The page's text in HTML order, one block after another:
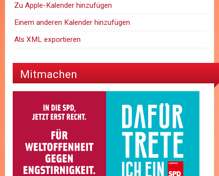
Zu Apple-Kalender hinzufügen
Einem anderen Kalender hinzufügen
Als XML exportieren
Mitmachen